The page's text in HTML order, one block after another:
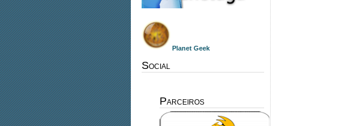
Planet Geek
Social
Parceiros